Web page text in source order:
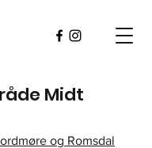
Midt
og Romsdal